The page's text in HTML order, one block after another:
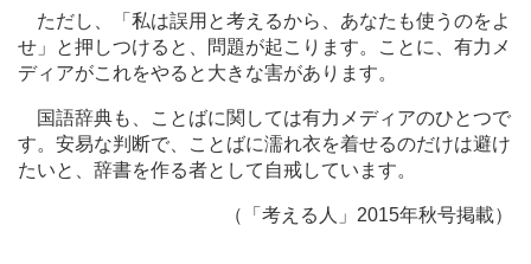
ただし、「私は誤用と考えるから、あなたも使うのをよ
せ」と押しつけると、問題が起こります。ことに、有力メ
ディアがこれをやると大きな害があります。
国語辞典も、ことばに関しては有力メディアのひとつで
す。安易な判断で、ことばに濡れ衣を着せるのだけは避け
たいと、辞書を作る者として自戒しています。
（「考える人」2015年秋号掲載）